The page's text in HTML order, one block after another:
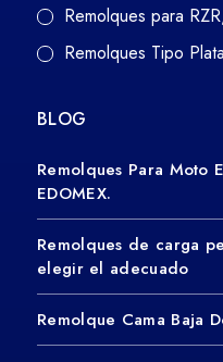
Remolques para
Remolques Tipo
BLOG
Remolques Para Moto
EDOMEX.
Remolques de carga
elegir el adecuado
Remolque Cama Baja